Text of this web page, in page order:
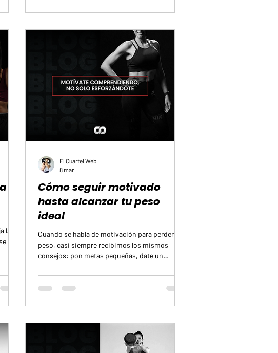
que
de manera controlada, la carga deja de ser
gestionada por los músc
la
tipo
Cómo seguir motivado
hasta alcanzar tu peso
ideal
Cuando se habla de motivación para perder
peso, casi siempre recibimos los mismos
consejos: pon metas pequeñas, date un
futuro. Son útiles, pero a menudo fallan porque
no abordan los problemas de raíz. La
suelen tener una mentalidad perfeccionista
inconsciente. Si un día saltan el plan, piensan
El Cuartel Web
8 mar